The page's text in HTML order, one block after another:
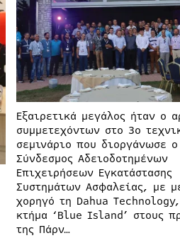
Εξαιρετικά μεγάλος ήταν ο
συμμετεχόντων στο 3ο
σεμινάριο που διοργάνωσε ο
Σύνδεσμος Αδειοδοτημένων
Επιχειρήσεων Εγκατάστασης
Συστημάτων Ασφαλείας, με
χορηγό τη Dahua
κτήμα ‘Blue Island’ στους
της Πάρν…